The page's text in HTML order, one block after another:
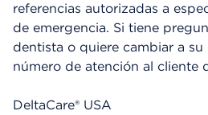
referencias autorizadas a
de emergencia. Si tiene
dentista o quiere cambiar a su
número de atención al cliente
DeltaCare® USA